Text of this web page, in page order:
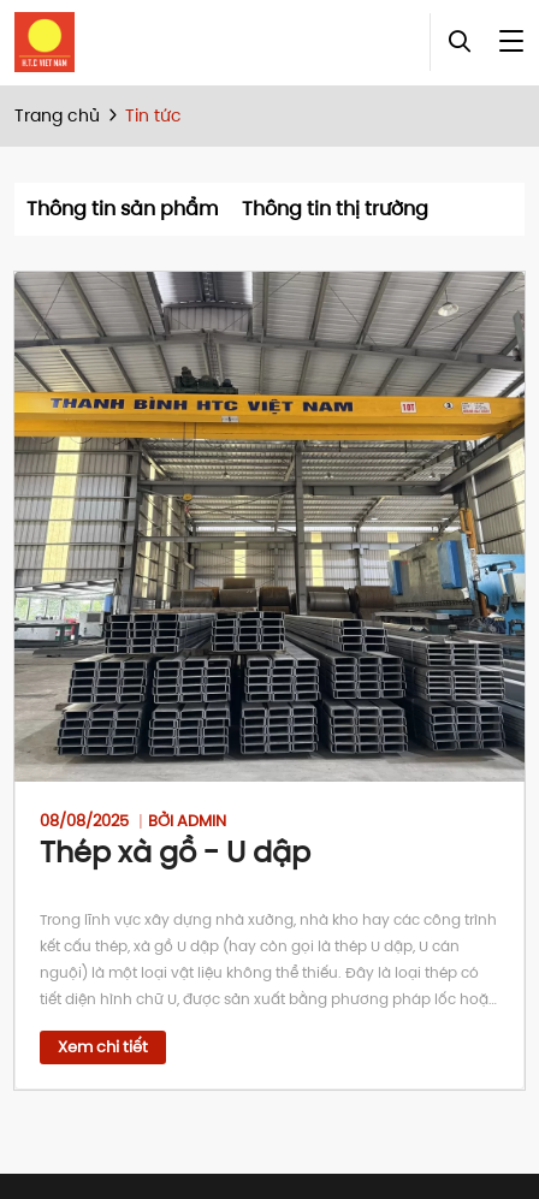
Trang chủ Tin tức
Thông tin sản phẩm Thông tin thị trường
08/08/2025 BỞI ADMIN
Thép xà gồ - U dập
Trong lĩnh vực xây dựng nhà xưởng, nhà kho hay các công trình
kết cấu thép, xà gồ U dập (hay còn gọi là thép U dập, U cán
nguội) là một loại vật liệu không thể thiếu. Đây là loại thép có
tiết diện hình chữ U, được sản xuất bằng phương pháp lốc hoặc
ra sản phẩm có độ chính xác cao và trọng lượng nhẹ. Khác với
Xem chi tiết